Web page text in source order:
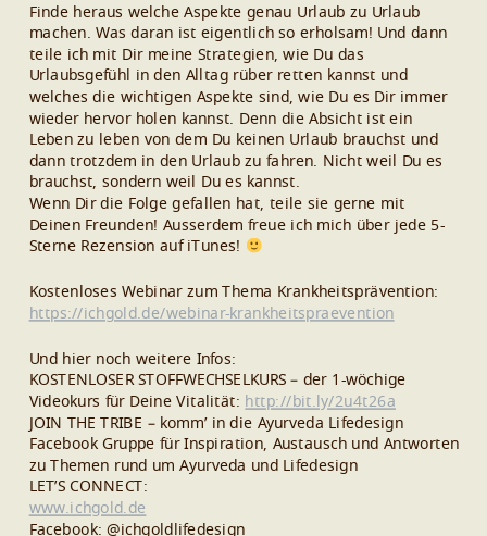
Finde heraus welche Aspekte genau Urlaub zu Urlaub
machen. Was daran ist eigentlich so erholsam! Und dann
teile ich mit Dir meine Strategien, wie Du das
Urlaubsgefühl in den Alltag rüber retten kannst und
welches die wichtigen Aspekte sind, wie Du es Dir immer
wieder hervor holen kannst. Denn die Absicht ist ein
Leben zu leben von dem Du keinen Urlaub brauchst und
dann trotzdem in den Urlaub zu fahren. Nicht weil Du es
brauchst, sondern weil Du es kannst.
Wenn Dir die Folge gefallen hat, teile sie gerne mit
Deinen Freunden! Ausserdem freue ich mich über jede 5-
Sterne Rezension auf iTunes!
Kostenloses Webinar zum Thema Krankheitsprävention:
https://ichgold.de/webinar-krankheitspraevention
Und hier noch weitere Infos:
KOSTENLOSER STOFFWECHSELKURS – der 1-wöchige
Videokurs für Deine Vitalität: http://bit.ly/2u4t26a
JOIN THE TRIBE – komm’ in die Ayurveda Lifedesign
Facebook Gruppe für Inspiration, Austausch und Antworten
zu Themen rund um Ayurveda und Lifedesign
LET’S CONNECT:
www.ichgold.de
Facebook: @ichgoldlifedesign